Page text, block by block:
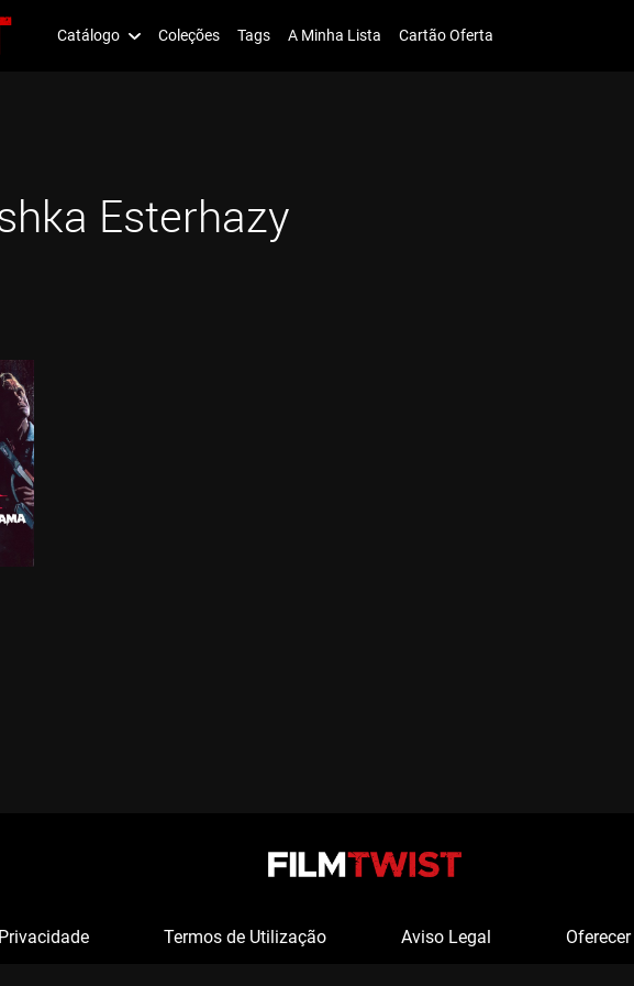
Catálogo Coleções Tags A Minha Lista Cartão Oferta
Esterhazy
Termos de Utilização Aviso Legal